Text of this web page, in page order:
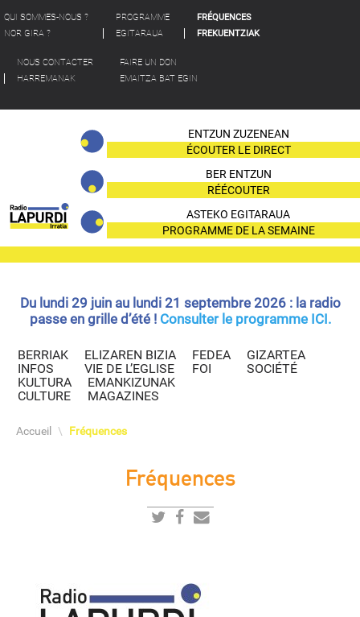
QUI SOMMES-NOUS ?
NOR GIRA ?
PROGRAMME
EGITARAUA
FRÉQUENCES
FREKUENTZIAK
NOUS CONTACTER
HARREMANAK
FAIRE UN DON
EMAITZA BAT EGIN
ENTZUN ZUZENEAN
ÉCOUTER LE DIRECT
BER ENTZUN
RÉÉCOUTER
ASTEKO EGITARAUA
PROGRAMME DE LA SEMAINE
Du lundi 29 juin au lundi 21 septembre 2026 : la radio
passe en grille d’été ! Consulter le programme ICI.
BERRIAK
INFOS
ELIZAREN BIZIA
VIE DE L’EGLISE
FEDEA
FOI
GIZARTEA
SOCIÉTÉ
KULTURA
CULTURE
EMANKIZUNAK
MAGAZINES
Accueil \ Fréquences
Fréquences